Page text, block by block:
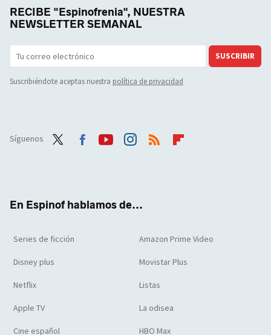
RECIBE "Espinofrenia", NUESTRA
NEWSLETTER SEMANAL
SUSCRIBIR
Suscribiéndote aceptas nuestra política de privacidad
Síguenos
En Espinof hablamos de...
Series de ficción Amazon Prime Video
Disney plus Movistar Plus
Netflix Listas
Apple TV La odisea
Cine español HBO Max